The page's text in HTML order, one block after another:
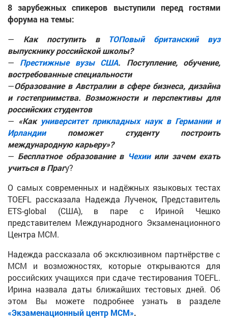
8 зарубежных спикеров выступили перед гостями
форума на темы:
— Как поступить в ТОПовый британский вуз
выпускнику российской школы?
— Престижные вузы США. Поступление, обучение,
востребованные специальности
—Образование в Австралии в сфере бизнеса, дизайна
и гостеприимства. Возможности и перспективы для
российских студентов
— «Как университет прикладных наук в Германии и
Ирландиипоможет студенту построить
международную карьеру»?
— Бесплатное образование в Чехииили зачем ехать
учиться в Прагу?
О самых современных и надёжных языковых тестах
TOEFL рассказала Надежда Лученок, Представитель
ETS-global (США), в паре с Ириной Чешко
представителем Международного Экзаменационного
Центра МСМ.
Надежда рассказала об эксклюзивном партнёрстве с
МСМ и возможностях, которые открываются для
российских учащихся при сдаче тестирования TOEFL.
Ирина назвала даты ближайших тестовых дней. Об
этом Вы можете подробнее узнать в разделе
«Экзаменационный центр МСМ».